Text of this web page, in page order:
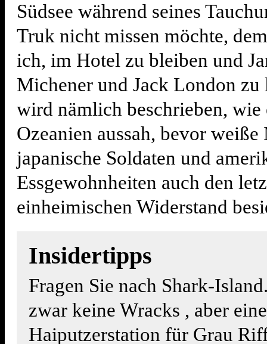
Südsee während seines
Truk nicht missen möchte,
ich, im Hotel zu bleiben und
Michener und Jack London zu
wird nämlich beschrieben, wie
Ozeanien aussah, bevor weiße
japanische Soldaten und
Essgewohnheiten auch den
einheimischen Widerstand
Insidertipps
Fragen Sie nach Shark-
zwar keine Wracks , aber
Haiputzerstation für Grau